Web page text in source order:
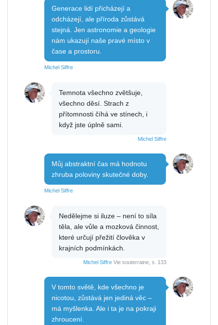
Generace lidí přicházejí a
odcházejí, ale příroda zůstává
stejná. Jen astronomie a geologie
nám ukazují naše pravé místo v
čase a prostoru.
Michel Siffre
Temnota všechno zvětšuje,
všechno děsí. Strach z
přítomnosti číhá ve stínech, i
když jste úplně sami.
Michel Siffre
Můj abstraktní čas má hodnotu
zhruba poloviny skutečné doby.
Michel Siffre
Nedělejme si iluze – není to síla
těla, ale vůle a mozková činnost,
které určují přežití člověka v
krajních podmínkách.
Michel Siffre Vie souterraine, s. 133
V tomto světě, kde všechno je
nicotou, zůstává jen jediná věc –
má myšlenka. Ale i ta je na pokraji
zhroucení.